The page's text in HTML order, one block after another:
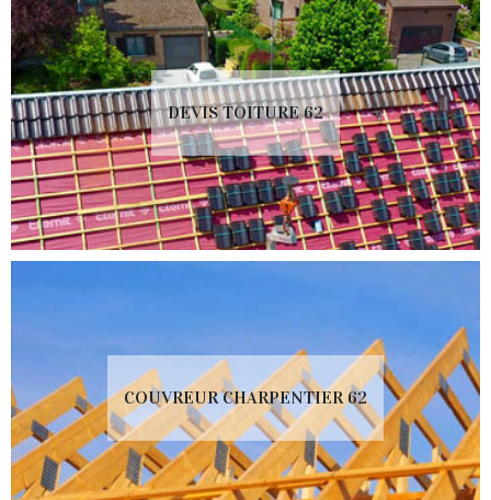
DEVIS TOITURE 62
COUVREUR CHARPENTIER 62